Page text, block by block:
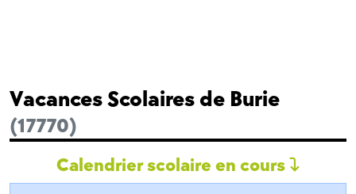
Vacances Scolaires de Burie
(17770)
Calendrier scolaire en cours